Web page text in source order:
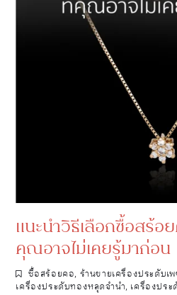
แนะนำวิธีเลือกซื้อสร้
คุณอาจไม่เคยรู้มาก่อน
ซื้อสร้อยคอ, ร้านขายเครื่องประดับเ
เครื่องประดับทองหลุดจำนำ, เครื่องประ